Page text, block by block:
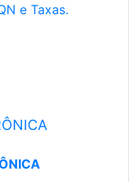
e Taxas.